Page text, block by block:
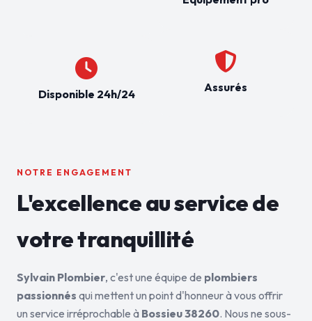
Disponible 24h/24 Assurés
NOTRE ENGAGEMENT
L'excellence au service de
votre tranquillité
Sylvain Plombier, c'est une équipe de plombiers
passionnés qui mettent un point d'honneur à vous offrir
un service irréprochable à Bossieu 38260. Nous ne sous-